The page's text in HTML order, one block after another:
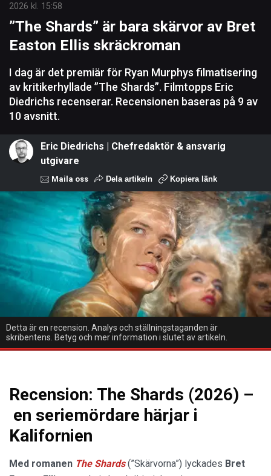
2026 kl. 15:58
”The Shards” är bara skärvor av Bret
Easton Ellis skräckroman
I dag är det premiär för Ryan Murphys filmatisering
av kritikerhyllade ”The Shards”. Filmtopps Eric
Diedrichs recenserar. Recensionen baseras på 9 av
10 avsnitt.
Eric Diedrichs | Chefredaktör & ansvarig
utgivare
Maila oss Dela artikeln Kopiera länk
Detta är en recension. Analys och ställningstaganden är
skribentens. Betyg och mer information i slutet av artikeln.
Recension: The Shards (2026) –
en seriemördare härjar i
Kalifornien
Med romanen The Shards(”Skärvorna”) lyckades Bret